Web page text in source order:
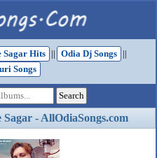
Sagar Hits || Odia Dj Songs
||
Songs
- AllOdiaSongs.com